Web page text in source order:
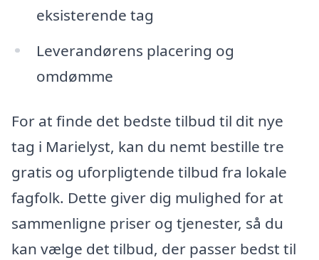
eksisterende tag
Leverandørens placering og
omdømme
For at finde det bedste tilbud til dit nye
tag i Marielyst, kan du nemt bestille tre
gratis og uforpligtende tilbud fra lokale
fagfolk. Dette giver dig mulighed for at
sammenligne priser og tjenester, så du
kan vælge det tilbud, der passer bedst til